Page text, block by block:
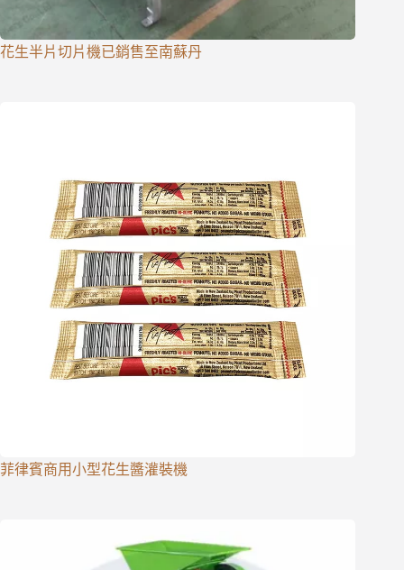
花生半片切片機已銷售至南蘇丹
菲律賓商用小型花生醬灌裝機